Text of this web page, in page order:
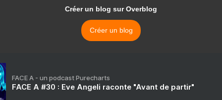
Créer un blog sur Overblog
Créer un blog
FACE A - un podcast Purecharts
FACE A #30 : Eve Angeli raconte "Avant de partir"